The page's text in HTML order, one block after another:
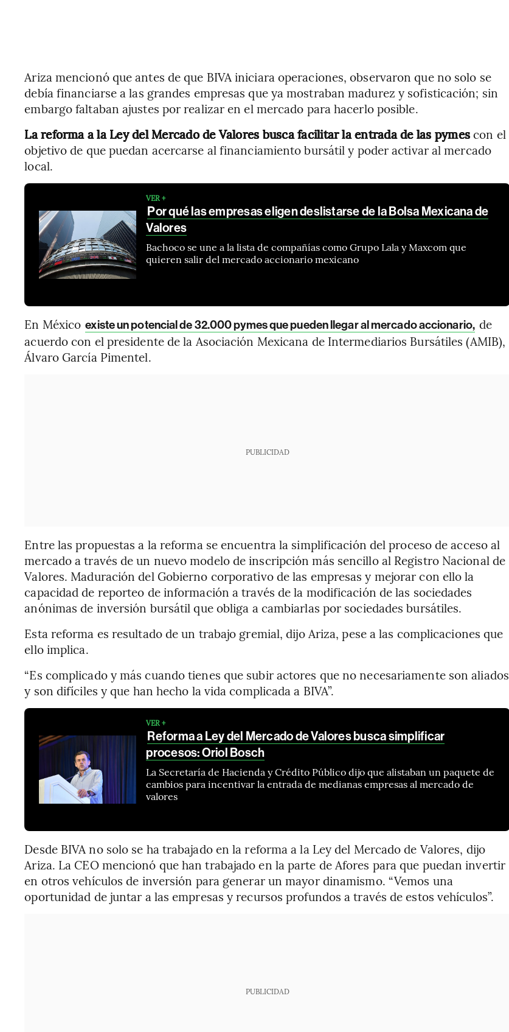
Ariza mencionó que antes de que BIVA iniciara operaciones, observaron que no solo se
debía financiarse a las grandes empresas que ya mostraban madurez y sofisticación; sin
embargo faltaban ajustes por realizar en el mercado para hacerlo posible.
La reforma a la Ley del Mercado de Valores busca facilitar la entrada de las pymescon el
objetivo de que puedan acercarse al financiamiento bursátil y poder activar al mercado
local.
VER +
Por qué las empresas eligen deslistarse de la Bolsa Mexicana de
Valores
Bachoco se une a la lista de compañías como Grupo Lala y Maxcom que
quieren salir del mercado accionario mexicano
En México existe un potencial de 32.000 pymes que pueden llegar al mercado accionario, de
acuerdo con el presidente de la Asociación Mexicana de Intermediarios Bursátiles (AMIB),
Álvaro García Pimentel.
PUBLICIDAD
Entre las propuestas a la reforma se encuentra la simplificación del proceso de acceso al
mercado a través de un nuevo modelo de inscripción más sencillo al Registro Nacional de
Valores. Maduración del Gobierno corporativo de las empresas y mejorar con ello la
capacidad de reporteo de información a través de la modificación de las sociedades
anónimas de inversión bursátil que obliga a cambiarlas por sociedades bursátiles.
Esta reforma es resultado de un trabajo gremial, dijo Ariza, pese a las complicaciones que
ello implica.
“Es complicado y más cuando tienes que subir actores que no necesariamente son aliados
y son difíciles y que han hecho la vida complicada a BIVA”.
VER +
Reforma a Ley del Mercado de Valores busca simplificar
procesos: Oriol Bosch
La Secretaría de Hacienda y Crédito Público dijo que alistaban un paquete de
cambios para incentivar la entrada de medianas empresas al mercado de
valores
Desde BIVA no solo se ha trabajado en la reforma a la Ley del Mercado de Valores, dijo
Ariza. La CEO mencionó que han trabajado en la parte de Afores para que puedan invertir
en otros vehículos de inversión para generar un mayor dinamismo. “Vemos una
oportunidad de juntar a las empresas y recursos profundos a través de estos vehículos”.
PUBLICIDAD